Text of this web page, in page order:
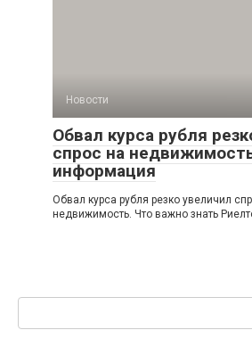
Новости
Обвал курса рубля
спрос на
информация
Обвал курса рубля резко увеличил
недвижимость. Что важно знать